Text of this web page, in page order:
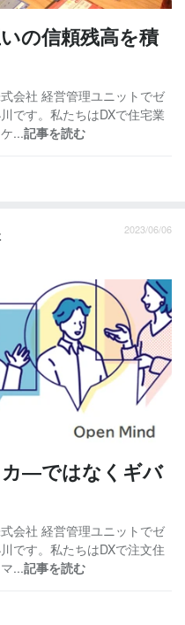
の信頼残高を積
会社 経営管理ユニットでゼ
です。私たちはDXで住宅業
...記事を読む
2023/06/06
カ―ではなくギバ
会社 経営管理ユニットでゼ
です。私たちはDXで注文住
...記事を読む